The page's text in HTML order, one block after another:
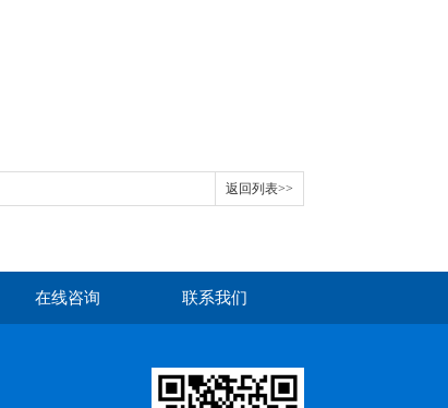
返回列表>>
在线咨询 联系我们